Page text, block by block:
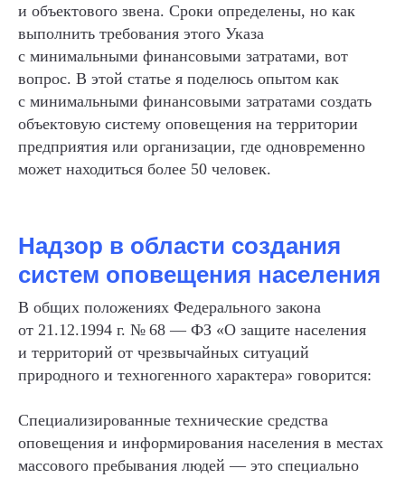
и объектового звена. Сроки определены, но как
выполнить требования этого Указа
с минимальными финансовыми затратами, вот
вопрос. В этой статье я поделюсь опытом как
с минимальными финансовыми затратами создать
объектовую систему оповещения на территории
предприятия или организации, где одновременно
может находиться более 50 человек.
Надзор в области создания
систем оповещения населения
В общих положениях Федерального закона
от 21.12.1994 г. № 68 — ФЗ «О защите населения
и территорий от чрезвычайных ситуаций
природного и техногенного характера» говорится:
Специализированные технические средства
оповещения и информирования населения в местах
массового пребывания людей — это специально